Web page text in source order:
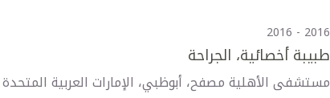
2016 - 2016
طبيبة أخصائية، الجراحة
مستشفى الأهلية مصفح، أبوظبي، الإمارات العربية المتحدة